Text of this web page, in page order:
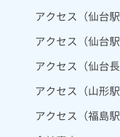
アクセス（仙台
アクセス（仙台
アクセス（仙台長
アクセス（山形駅
アクセス（福島駅